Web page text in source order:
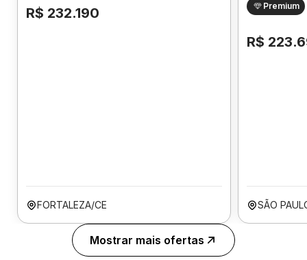
R$ 232.190
FORTALEZA/CE
Premium
R$
SÃO
Mostrar mais ofertas